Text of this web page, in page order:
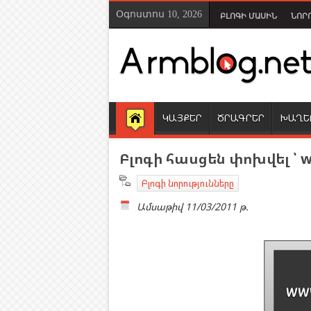
Օգոստոս 10, 2026 ԲԼՈԳԻ ՄԱՍԻՆ
ԿԱՅՔԵՐ ԾՐԱԳՐԵՐ
Բլոգի հասցեն փոխվել ՝
Բլոգի նորությունները
Ամսաթիվ 11/03/2011 թ.